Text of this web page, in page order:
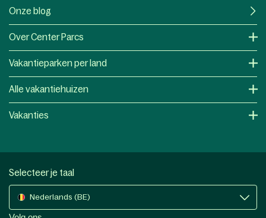
Onze blog
Over Center Parcs
Vakantieparken per land
Alle vakantiehuizen
Vakanties
Selecteer je taal
Nederlands (BE)